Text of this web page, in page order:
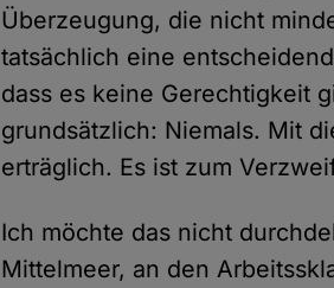
Überzeugung, die nicht
tatsächlich eine
dass es keine Gerechtigkeit
grundsätzlich: Niemals. Mit
erträglich. Es ist zum
Ich möchte das nicht
Mittelmeer, an den